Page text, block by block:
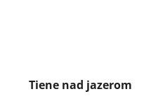
Tiene nad jazerom